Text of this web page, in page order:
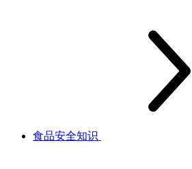
食品安全知识